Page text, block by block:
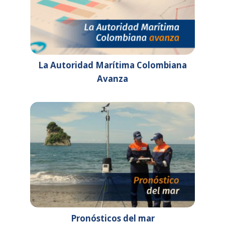
08:09 am - 05:00 pm
Aniversario Centro de
Investigaciones
Oceanográficas e
Hidrográficas del Pacífico
15 de febrero de 2026
domingo
Aniversario Capitanía de
19 de febrero de 2026
08:00 am - 05:00 pm
REUNIÓN VIRTUAL DEL
COMITÉ DIRECTIVO DEL
SISTEMA MUNDIAL DE
OBSERVACIÓN DEL
OCÉANO - GOOS
23 de febrero de 2026
08:00 am - 12:00 am
SUBCOMITÉ DE
La Autoridad Marítima Colombiana
Avanza
Pronósticos del mar